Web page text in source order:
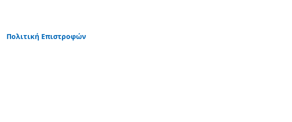
Πολιτική Επιστροφών